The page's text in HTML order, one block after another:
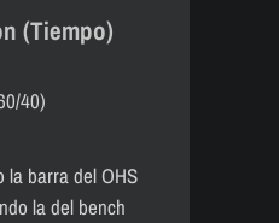
(Tiempo)
40)
la barra del OHS
la del bench